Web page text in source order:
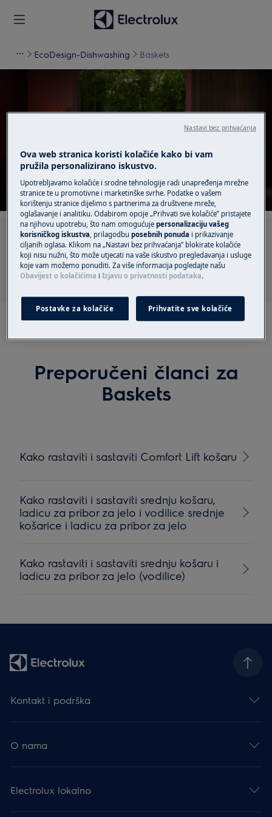
EcoDesign-Dishwashing Baskets
Podrška za Baskets
Pretražite naše članke za podršku
Preporučeni članci za
Baskets
Kako rastaviti i sastaviti Comfort Lift košaru
Kako rastaviti i sastaviti srednju košaru,
ladicu za pribor za jelo i vodilice srednje
košarice i ladicu za pribor za jelo
Kako rastaviti i sastaviti srednju košaru i
ladicu za pribor za jelo (vodilice)
Kontakt i podrška
O nama
Electrolux lokalno
Ova web stranica koristi kolačiće kako bi vam
pružila personalizirano iskustvo.
Upotrebljavamo kolačiće i srodne tehnologije radi unapređenja mrežne
stranice te u promotivne i marketinške svrhe. Podatke o vašem
korištenju stranice dijelimo s partnerima za društvene mreže,
oglašavanje i analitiku. Odabirom opcije „Prihvati sve kolačiće” pristajete
na njihovu upotrebu, što nam omogućujepersonalizaciju vašeg
korisničkog iskustva , prilagodbuposebnih ponuda i prikazivanje
ciljanih oglasa. Klikom na „Nastavi bez prihvaćanja” blokirate kolačiće
koji nisu nužni, što može utjecati na vaše iskustvo pregledavanja i usluge
koje vam možemo ponuditi. Za više informacija pogledajte našu
Obavijest o kolačićima iIzjavu o privatnosti podataka.
Postavke za kolačiće Prihvatite sve kolačiće
Nastavi bez prihvaćanja